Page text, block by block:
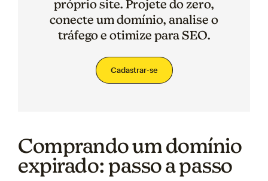
próprio site. Projete do zero,
conecte um domínio, analise o
tráfego e otimize para SEO.
Cadastrar-se
Comprando um domínio
expirado: passo a passo